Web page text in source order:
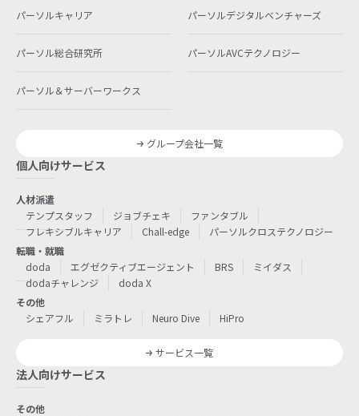
パーソルキャリア パーソルデジタルベンチャーズ
パーソル総合研究所 パーソルAVCテクノロジー
パーソル＆サーバーワークス
グループ会社一覧
個人向けサービス
人材派遣
テンプスタッフ
ジョブチェキ
ファンタブル
フレキシブルキャリア
Chall-edge
パーソルクロステクノロジー
転職・就職
doda
エグゼクティブエージェント BRS
ミイダス
dodaチャレンジ
doda X
その他
シェアフル
ミラトレ Neuro Dive HiPro
サービス一覧
法人向けサービス
その他